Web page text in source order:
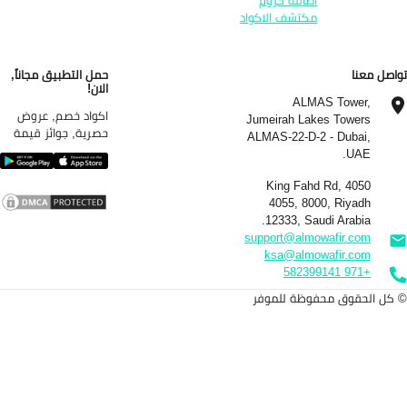
مكتشف الاكواد
معنا
ALMAS Tower,
Jumeirah Lakes Towers
ALMAS-22-D-2 - Dubai,
UAE.
4050 King Fahd Rd,
4055, 8000, Riyadh
12333, Saudi Arabia.
support@almowafir.com
ksa@almowafir.com
حمل التطبيق مجاناً,
الان!
اكواد خصم, عروض
حصرية, جوائز قيمة
الحقوق محفوظة للموفر